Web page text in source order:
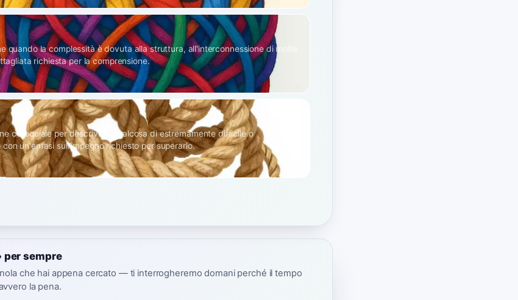
quando la complessità è dovuta alla struttura, all'interconnessione di molte
richiesta per la comprensione.
colloquiale per descrivere qualcosa di estremamente difficile o
con un'enfasi sull'impegno richiesto per superarlo.
per sempre
che hai appena cercato — ti interrogheremo domani perché il tempo
la pena.